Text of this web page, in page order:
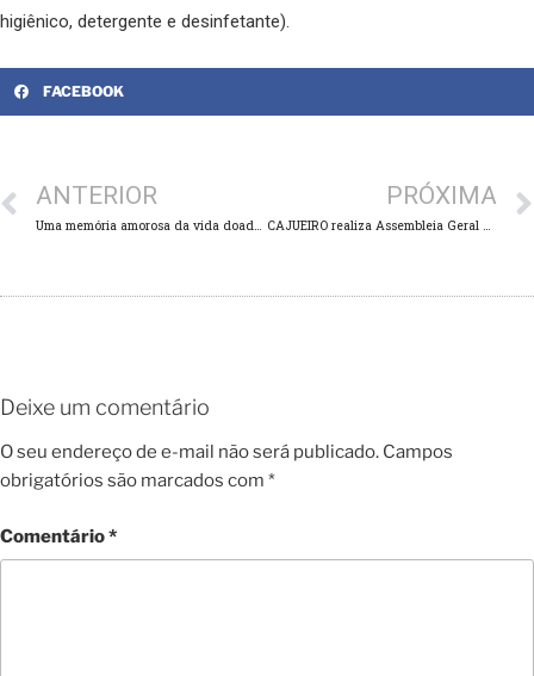
higiênico, detergente e desinfetante).
FACEBOOK
ANTERIOR PRÓXIMA
Deixe um comentário
O seu endereço de e-mail não será publicado. Campos
obrigatórios são marcados com *
Comentário*